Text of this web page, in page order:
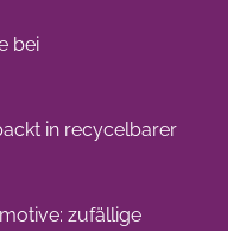
bei
in recycelbarer
zufällige